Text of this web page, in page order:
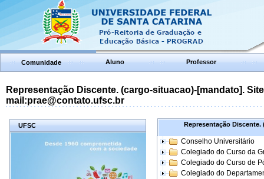
Comunidade Aluno Professor
Representação Discente. (cargo-situacao)-[mandato].
mail:prae@contato.ufsc.br
UFSC Representação Discente.
Conselho Universitário
Colegiado do Curso da
Colegiado do Curso de
Colegiado do